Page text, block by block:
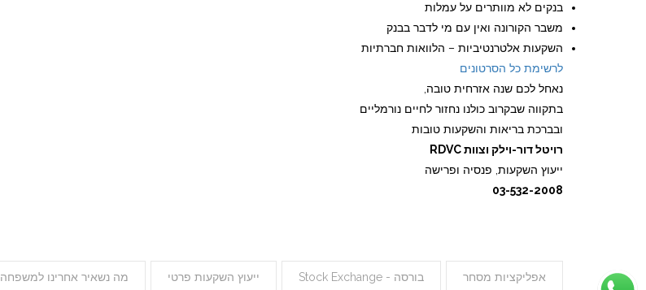
בנקים לא מוותרים על עמלות
משבר הקורונה ואין עם מי לדבר בבנק
השקעות אלטרנטיביות – הלוואות חברתיות
לרשימת כל הסרטונים
נאחל לכם שנה אזרחית טובה,
בתקווה שבקרוב כולנו נחזור לחיים נורמליים
ובברכת בריאות והשקעות טובות
רויטל דור-וילק וצוות RDVC
ייעוץ השקעות, פנסיה ופרישה
03-532-2008
אפליקציות מסחר בורסה - Stock Exchange ייעוץ השקעות פרטי מה נשאיר אחרינו למשפחה